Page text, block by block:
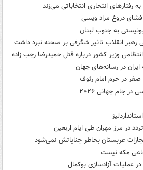
رفتارهای انتحاری انتخاباتی می‌زند
افشای دروغ مراد ویسی
به جنوب لبنان
رهبر انقلاب تاثیر شگرفی بر صحنه نبرد داشت
وزیر کشور درباره قتل حمیدرضا رجب زاده
در رسانه‌های جهان
در حرم امام رئوف
جام جهانی ۲۰۲۶
عربستان بخاطر جنایاتش نمی‌شود
مکه نیست
عملیات آزادسازی بوکمال